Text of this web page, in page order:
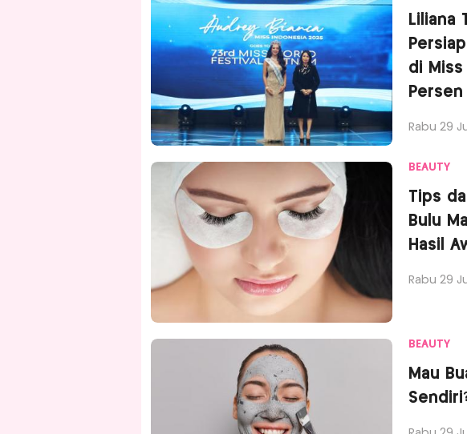
Liliana
di Miss
Persen
Rabu 29
BEAUTY
Tips
Bulu
Hasil
Rabu 29
BEAUTY
Mau